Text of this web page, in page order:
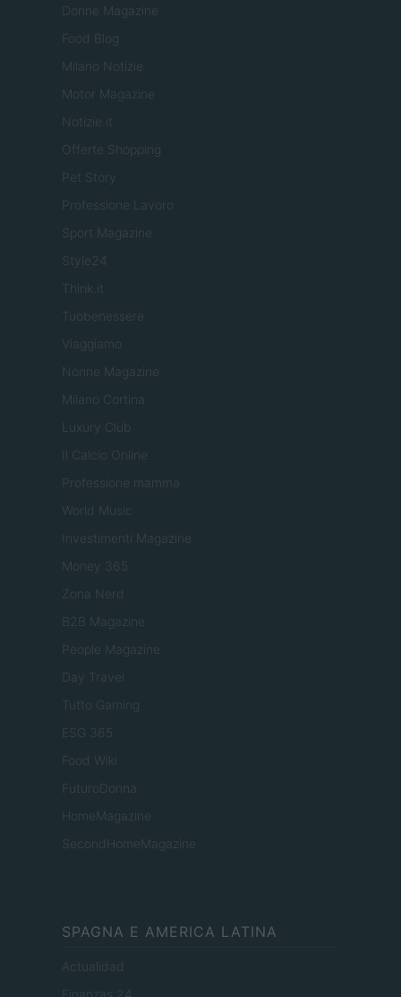
Donne Magazine
Food Blog
Milano Notizie
Motor Magazine
Notizie.it
Offerte Shopping
Pet Story
Professione Lavoro
Sport Magazine
Style24
Think.it
Tuobenessere
Viaggiamo
Nonne Magazine
Milano Cortina
Luxury Club
Il Calcio Online
Professione mamma
World Music
Investimenti Magazine
Money 365
Zona Nerd
B2B Magazine
People Magazine
Day Travel
Tutto Gaming
ESG 365
Food Wiki
FuturoDonna
HomeMagazine
SecondHomeMagazine
SPAGNA E AMERICA LATINA
Actualidad